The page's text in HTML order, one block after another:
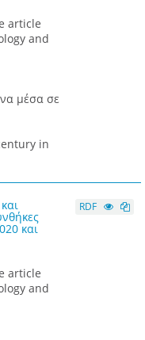
article
and
μέσα σε
in
και
article
and
RDF